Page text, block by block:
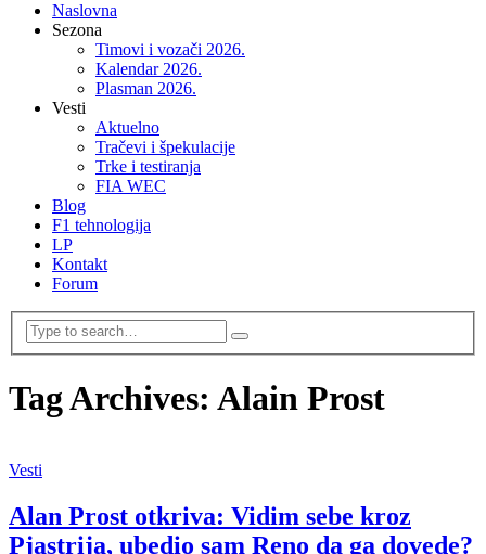
Naslovna
Sezona
Timovi i vozači 2026.
Kalendar 2026.
Plasman 2026.
Vesti
Aktuelno
Tračevi i špekulacije
Trke i testiranja
FIA WEC
Blog
F1 tehnologija
LP
Kontakt
Forum
Tag Archives: Alain Prost
Vesti
Alan Prost otkriva: Vidim sebe kroz
Pjastrija, ubedio sam Reno da ga dovede?